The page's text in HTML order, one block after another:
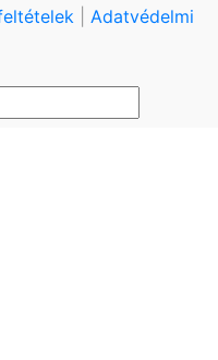
Adatvédelmi